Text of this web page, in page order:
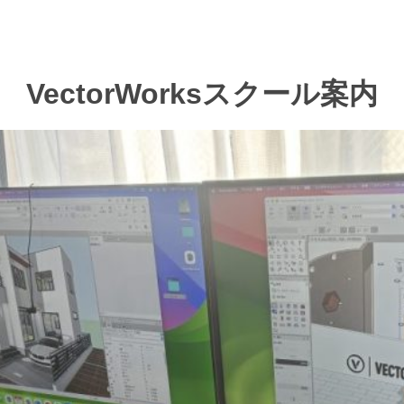
VectorWorksスクール案内